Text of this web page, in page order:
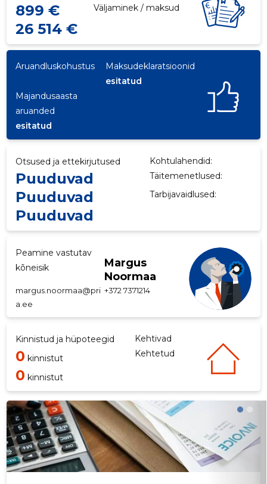
899 € Väljaminek / maksud
26 514 €
Aruandluskohustus
Maksudeklaratsioonid
esitatud
Majandusaasta
aruanded
esitatud
Otsused ja ettekirjutused Kohtulahendid:
Puuduvad Täitemenetlused:
Puuduvad Tarbijavaidlused:
Puuduvad
Peamine vastutav
kõneisik
Margus
Noormaa
margus.noormaa@pri
a.ee
+372 7371214
Kinnistud ja hüpoteegid Kehtivad
0 kinnistut Kehtetud
0 kinnistut